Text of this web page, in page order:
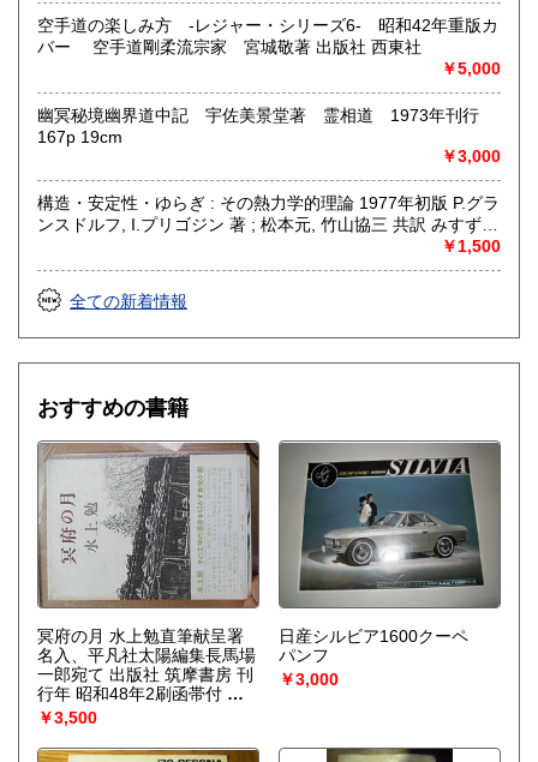
空手道の楽しみ方 -レジャー・シリーズ6- 昭和42年重版カ
バー 空手道剛柔流宗家 宮城敬著 出版社 西東社
￥5,000
幽冥秘境幽界道中記 宇佐美景堂著 霊相道 1973年刊行
167p 19cm
￥3,000
構造・安定性・ゆらぎ : その熱力学的理論 1977年初版 P.グラ
ンスドルフ, I.プリゴジン 著 ; 松本元, 竹山協三 共訳 みすず書
房〈熱力学の方法を、平衡はもとより非線形性や不安定性を
も含むあらゆる現象へ拡張できないであろうか？ ……新し
い「構造」は常に不安定性の結果として出現する。すなわち
それはゆらぎから生じるものである。ふつうはゆらぎが生じ
びつけ、ゆらぎの巨視的理論を包含する一般化された熱力学
を作り上げなくてはならない。〉散逸構造の理論で、1977
年、ノーベル化学賞を受賞したプリゴジンの、グランスドル
フとの共著による初期の著作。開放系に現れる構造の問題
を、非平衡熱力学の立場から、物理学、化学、生物学につい
て、統一的な観点からの説明を試みる。
￥1,500
全ての新着情報
おすすめの書籍
冥府の月 水上勉直筆献呈署
名入、平凡社太陽編集長馬場
一郎宛て 出版社 筑摩書房 刊
行年 昭和48年2刷函帯付 冊
数 1 解説 長篇自伝小説
四六判 初版 装画→佐藤
章 169頁 函
￥3,500
日産シルビア1600クーペ
パンフ
￥3,000